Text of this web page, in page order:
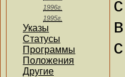
1996г.
1995г.
Указы
Статусы
Программы
Положения
Другие